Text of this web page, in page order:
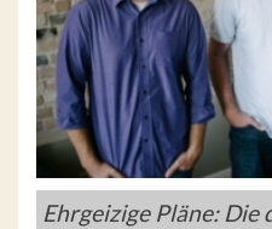
Ehrgeizige Pläne: